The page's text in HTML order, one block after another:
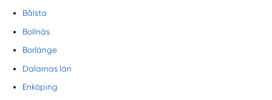
Bålsta
Bollnäs
Borlänge
Dalarnas län
Enköping